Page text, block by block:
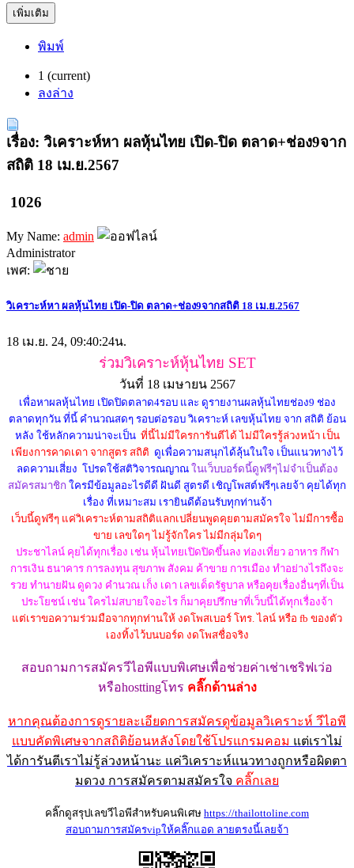
เพิ่มเติม
พิมพ์
1 (current)
ลงล่าง
เรื่อง: วิเคราะห์หา ผลหุ้นไทย เปิด-ปิด ตลาด+ช่อง9จาก
สถิติ 18 เม.ย.2567
1026
My Name: admin
Administrator
เพศ:
วิเคราะห์หา ผลหุ้นไทย เปิด-ปิด ตลาด+ช่อง9จากสถิติ 18 เม.ย.2567
18 เม.ย. 24, 09:40:24น.
ร่วมวิเคราะห์หุ้นไทย SET
วันที่ 18 เมษายน 2567
เพื่อหาผลหุ้นไทย เปิดปิดตลาด4รอบ และ ดูรายงานผลหุ้นไทยช่อง9 ช่อง
ตลาดทุกวัน ที่นี้ คำนวณสดๆ รอบต่อรอบ วิเคราะห์ เลขหุ้นไทย จาก สถิติ ย้อน
หลัง ใช้หลักความน่าจะเป็น ที่นี้ไม่มีใครการันตีได้ ไม่มีใครรู้ล่วงหน้า เป็น
เพียงการคาดเดา จากสูตร สถิติ ดูเพื่อความสนุกได้ลุ้นในใจ เป็นแนวทางไว้
ลดความเสี่ยง โปรดใช้สติวิจารณญาณ ในเว็บบอร์ดนี้ดูฟรีๆไม่จำเป็นต้อง
สมัครสมาชิก ใครมีข้อมูลอะไรดีดี ฝันดี สูตรดี เชิญโพสต์ฟรีๆเลยจ้า คุยได้ทุก
เรื่อง ที่เหมาะสม เรายินดีต้อนรับทุกท่านจ้า
เว็บนี้ดูฟรีๆ แค่วิเคราะห์ตามสถิติแลกเปลี่ยนพูดคุยตามสมัครใจ ไม่มีการซื้อ
ขาย เลขใดๆ ไม่รู้จักใคร ไม่มีกลุ่มใดๆ
ประชาไลน์ คุยได้ทุกเรื่อง เช่น หุ้นไทยเปิดปิดขึ้นลง ท่องเที่ยว อาหาร กีฬา
การเงิน ธนาคาร การลงทุน สุขภาพ สังคม ค้าขาย การเมือง ทำอย่างไรถึงจะ
รวย ทำนายฝัน ดูดวง คำนวณ เก็ง เดา เลขเด็ดรัฐบาล หรือคุยเรื่องอื่นๆที่เป็น
ประโยชน์ เช่น ใครไม่สบายใจอะไร ก็มาคุยปรึกษาที่เว็บนี้ได้ทุกเรื่องจ้า
แต่เราขอความร่วมมือจากทุกท่านให้ งดโพสเบอร์ โทร. ไลน์ หรือ fb ของตัว
เองทิ้งไว้บนบอร์ด งดโพสชื่อจริง
สอบถามการสมัครวีไอพีแบบพิเศษเพื่อช่วยค่าเช่าเชริฟเว่อ
หรือhosttingโทร คลิ๊กด้านล่าง
หากคุณต้องการดูรายละเอียดการสมัครดูข้อมูลวิเคราะห์ วีไอพี
แบบคัดพิเศษจากสถิติย้อนหลังโดยใช้โปรแกรมคอม แต่เราไม่
ได้การันตีเราไม่รู้ล่วงหน้านะ แค่วิเคราะห์แนวทางถูกหรือผิดตา
มดวง การสมัครตามสมัครใจ คลิ๊กเลย
คลิ๊กดูสรุปเลขวีไอพีสำหรับคนพิเศษ https://thailottoline.com
สอบถามการสมัครvipให้คลิ๊กแอด ลายตรงนี้เลยจ้า